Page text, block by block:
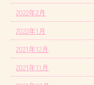
2022年2月
2022年1月
2021年12月
2021年11月